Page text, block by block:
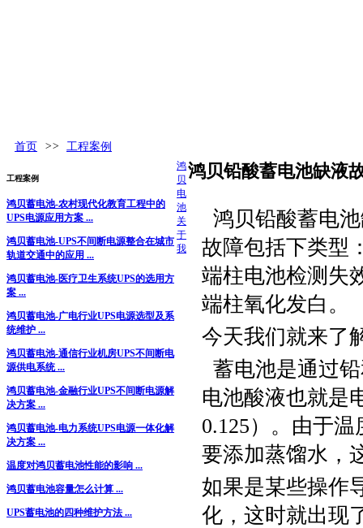
首页 >> 工程案例
工程案例
鸿贝蓄电池-农村现代化教育工程中的
UPS电源应用方案 ...
鸿贝蓄电池-UPS不间断电源整合在城市
轨道交通中的应用 ...
鸿贝蓄电池-医疗卫生系统UPS的选用方
案 ...
鸿贝蓄电池-广电行业UPS电源选型及系
统维护 ...
鸿贝蓄电池-通信行业机房UPS不间断电
源供电系统 ...
鸿贝蓄电池-金融行业UPS不间断电源解
决方案 ...
鸿贝蓄电池-电力系统UPS电源一体化解
决方案 ...
温度对鸿贝蓄电池性能的影响 ...
鸿贝蓄电池容量怎么计算 ...
UPS蓄电池的四种维护方法 ...
鸿贝铅酸蓄电池缺液
鸿贝铅酸蓄电
故障包括下类型
端柱电池检测失
端柱氧化发白。
今天我们就来了
蓄电池是通过
电池酸液也就是
0.125）。由于
要添加蒸馏水，
如果是某些操作
化，这时就出现
鸿
贝
电
池
关
于
我